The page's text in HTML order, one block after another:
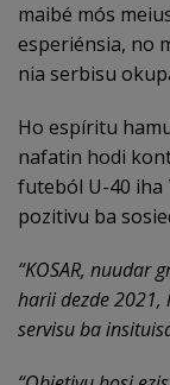
maibé mós
esperiénsia, no
nia serbisu
Ho espíritu
nafatin hodi
futeból U-40 iha
pozitivu ba
“KOSAR, nuudar
harii dezde 2021,
servisu ba